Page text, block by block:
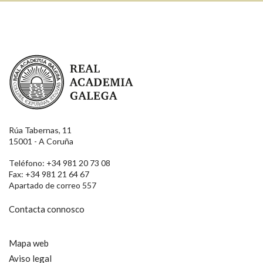
Real Academia Galega
Rúa Tabernas, 11
15001 - A Coruña
Teléfono: +34 981 20 73 08
Fax: +34 981 21 64 67
Apartado de correo 557
Contacta connosco
Mapa web
Aviso legal